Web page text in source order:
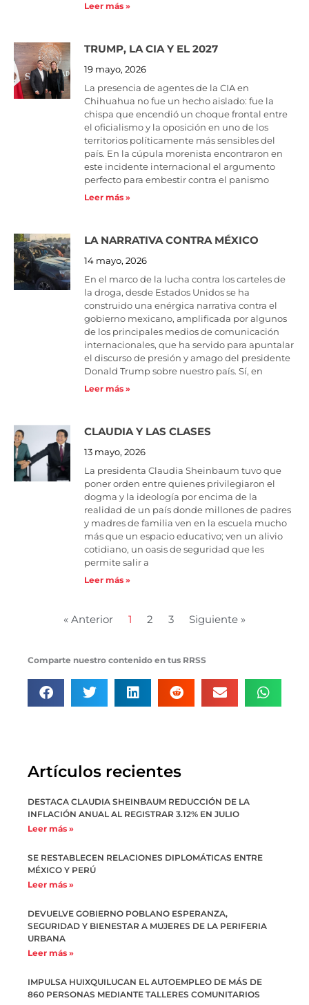
Leer más »
TRUMP, LA CIA Y EL 2027
19 mayo, 2026
La presencia de agentes de la CIA en
Chihuahua no fue un hecho aislado: fue la
chispa que encendió un choque frontal entre
el oficialismo y la oposición en uno de los
territorios políticamente más sensibles del
país. En la cúpula morenista encontraron en
este incidente internacional el argumento
perfecto para embestir contra el panismo
Leer más »
LA NARRATIVA CONTRA MÉXICO
14 mayo, 2026
En el marco de la lucha contra los carteles de
la droga, desde Estados Unidos se ha
construido una enérgica narrativa contra el
gobierno mexicano, amplificada por algunos
de los principales medios de comunicación
internacionales, que ha servido para apuntalar
el discurso de presión y amago del presidente
Donald Trump sobre nuestro país. Sí, en
Leer más »
CLAUDIA Y LAS CLASES
13 mayo, 2026
La presidenta Claudia Sheinbaum tuvo que
poner orden entre quienes privilegiaron el
dogma y la ideología por encima de la
realidad de un país donde millones de padres
y madres de familia ven en la escuela mucho
más que un espacio educativo; ven un alivio
cotidiano, un oasis de seguridad que les
permite salir a
Leer más »
« Anterior 1 2 3 Siguiente »
Comparte nuestro contenido en tus RRSS
Artículos recientes
DESTACA CLAUDIA SHEINBAUM REDUCCIÓN DE LA
INFLACIÓN ANUAL AL REGISTRAR 3.12% EN JULIO
Leer más »
SE RESTABLECEN RELACIONES DIPLOMÁTICAS ENTRE
MÉXICO Y PERÚ
Leer más »
DEVUELVE GOBIERNO POBLANO ESPERANZA,
SEGURIDAD Y BIENESTAR A MUJERES DE LA PERIFERIA
URBANA
Leer más »
IMPULSA HUIXQUILUCAN EL AUTOEMPLEO DE MÁS DE
860 PERSONAS MEDIANTE TALLERES COMUNITARIOS